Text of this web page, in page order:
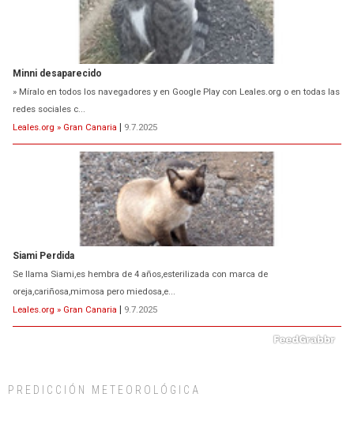
Minni desaparecido
» Míralo en todos los navegadores y en Google Play con Leales.org o en todas las
redes sociales c...
Leales.org » Gran Canaria | 9.7.2025
Siami Perdida
Se llama Siami,es hembra de 4 años,esterilizada con marca de
oreja,cariñosa,mimosa pero miedosa,e...
Leales.org » Gran Canaria | 9.7.2025
PREDICCIÓN METEOROLÓGICA